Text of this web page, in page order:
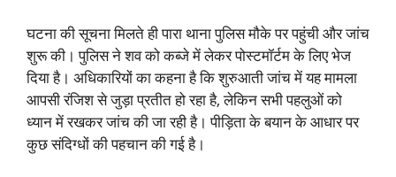
घटना की सूचना मिलते ही पारा थाना पुलिस मौके पर पहुंची और जांच
शुरू की। पुलिस ने शव को कब्जे में लेकर पोस्टमॉर्टम के लिए भेज
दिया है। अधिकारियों का कहना है कि शुरुआती जांच में यह मामला
आपसी रंजिश से जुड़ा प्रतीत हो रहा है, लेकिन सभी पहलुओं को
ध्यान में रखकर जांच की जा रही है। पीड़िता के बयान के आधार पर
कुछ संदिग्धों की पहचान की गई है।